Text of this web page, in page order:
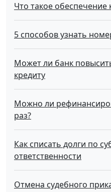
Что такое обecпeчeниe
5 способов узнать
Может ли банк
кредиту
Можно ли
раз?
Как списать долги по
ответственности
Отмена судебного